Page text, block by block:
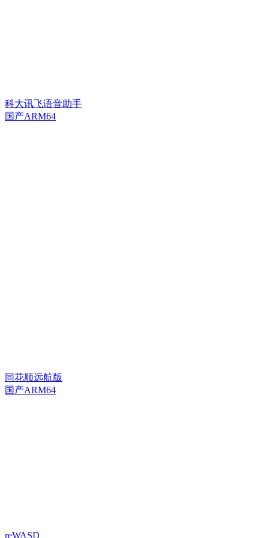
科大讯飞语音助手
国产ARM64
同花顺远航版
国产ARM64
reWASD